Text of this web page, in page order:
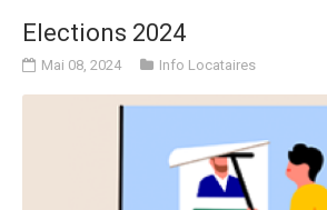
Elections 2024
Mai 08, 2024 Info Locataires